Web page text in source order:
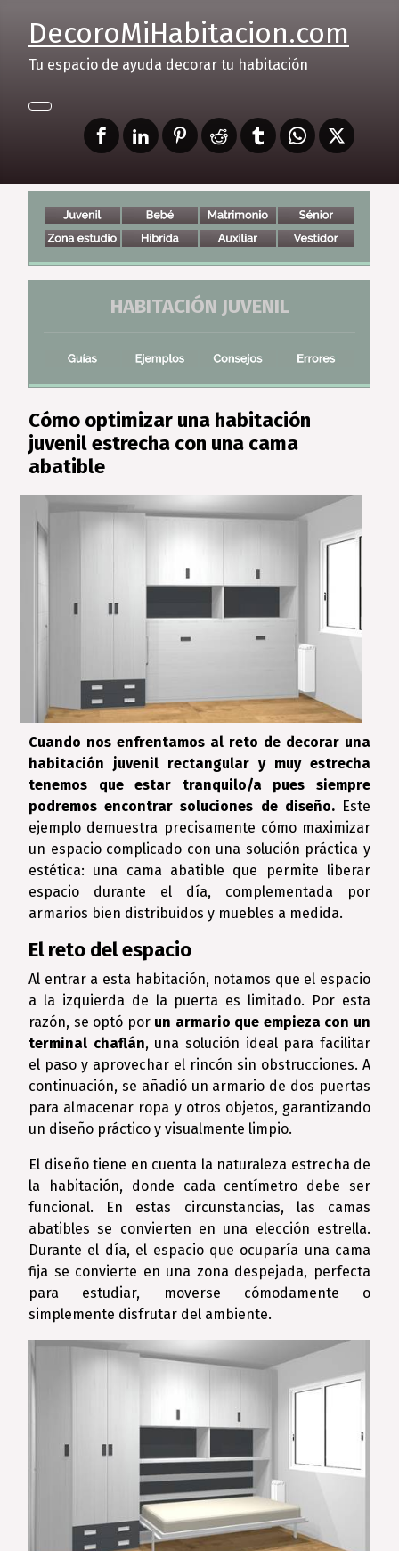
DecoroMiHabitacion.com
Tu espacio de ayuda decorar tu habitación
HABITACIÓN JUVENIL
Cómo optimizar una habitación
juvenil estrecha con una cama
abatible
Cuando nos enfrentamos al reto de decorar una
habitación juvenil rectangular y muy estrecha
tenemos que estar tranquilo/a pues siempre
podremos encontrar soluciones de diseño.Este
ejemplo demuestra precisamente cómo maximizar
un espacio complicado con una solución práctica y
estética: una cama abatible que permite liberar
espacio durante el día, complementada por
armarios bien distribuidos y muebles a medida.
El reto del espacio
Al entrar a esta habitación, notamos que el espacio
a la izquierda de la puerta es limitado. Por esta
razón, se optó por un armario que empieza con un
terminal chaflán, una solución ideal para facilitar
el paso y aprovechar el rincón sin obstrucciones. A
continuación, se añadió un armario de dos puertas
para almacenar ropa y otros objetos, garantizando
un diseño práctico y visualmente limpio.
El diseño tiene en cuenta la naturaleza estrecha de
la habitación, donde cada centímetro debe ser
funcional. En estas circunstancias, las camas
abatibles se convierten en una elección estrella.
Durante el día, el espacio que ocuparía una cama
fija se convierte en una zona despejada, perfecta
para estudiar, moverse cómodamente o
simplemente disfrutar del ambiente.